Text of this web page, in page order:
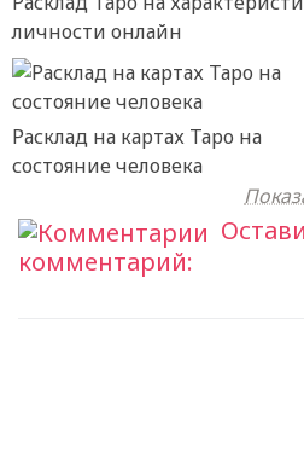
личности онлайн
Расклад на картах Таро на
состояние человека
комментарий: